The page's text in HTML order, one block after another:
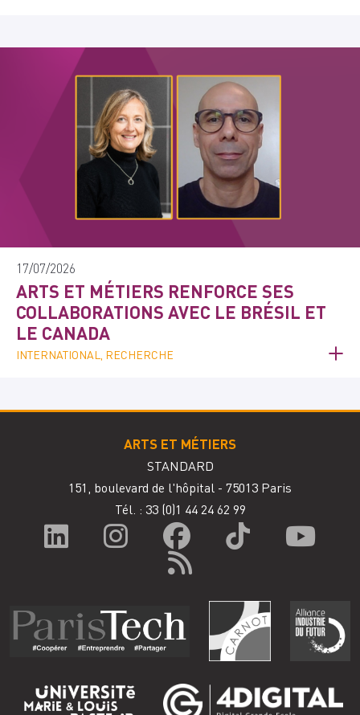
17/07/2026
ARTS ET MÉTIERS RENFORCE SES
COLLABORATIONS AVEC LE BRÉSIL ET
LE CANADA
INTERNATIONAL, RECHERCHE
ARTS ET MÉTIERS
STANDARD
151, boulevard de l'hôpital - 75013 Paris
Tél. : 33 (0)1 44 24 62 99